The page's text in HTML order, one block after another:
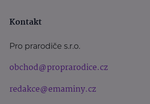
Kontakt
Pro prarodiče s.r.o.
obchod@proprarodice.cz
redakce@emaminy.cz